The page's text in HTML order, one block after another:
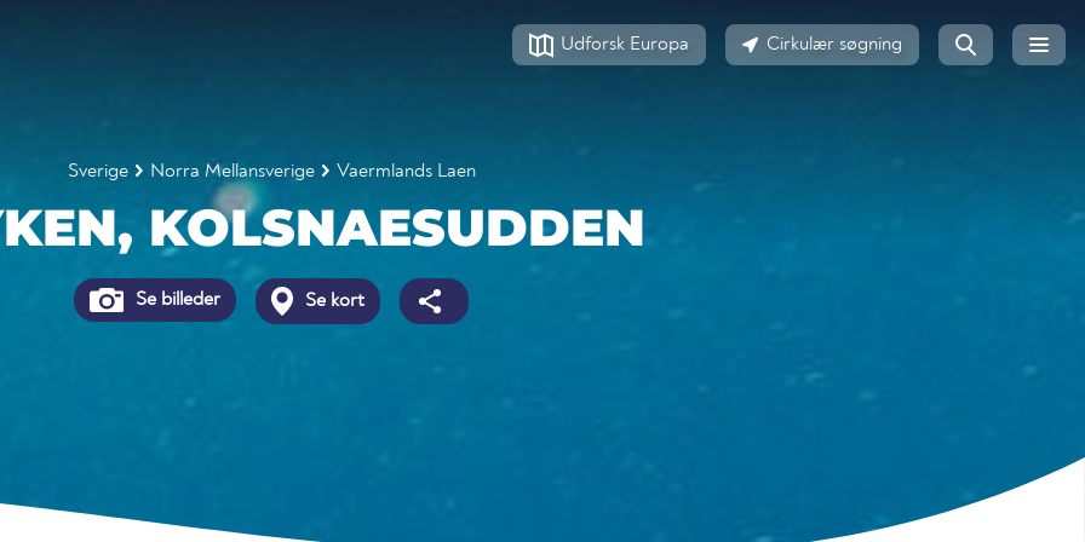
Udforsk Europa Cirkulær søgning
Sverige Norra Mellansverige Vaermlands Laen
KOLSNAESUDDEN
Se billeder Se kort